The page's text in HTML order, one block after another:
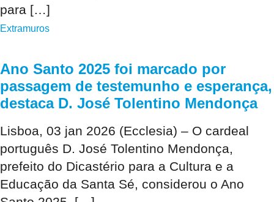
para […]
Extramuros
Ano Santo 2025 foi marcado por
passagem de testemunho e esperança,
destaca D. José Tolentino Mendonça
Lisboa, 03 jan 2026 (Ecclesia) – O cardeal
português D. José Tolentino Mendonça,
prefeito do Dicastério para a Cultura e a
Educação da Santa Sé, considerou o Ano